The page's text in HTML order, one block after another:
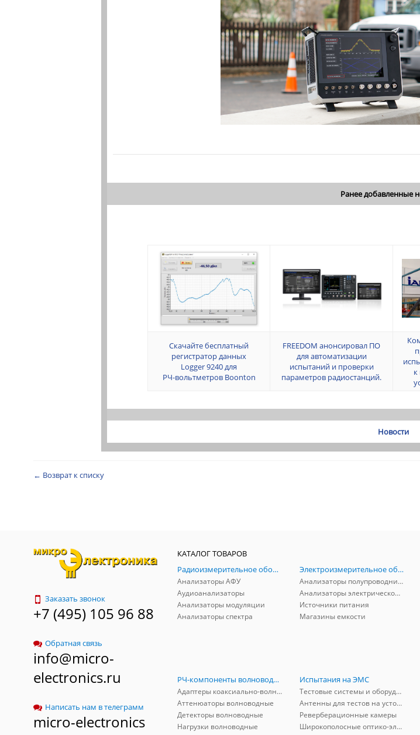
Ранее добавленные
Скачайте бесплатный
регистратор данных
Logger 9240 для
РЧ-вольтметров Boonton
FREEDOM анонсировал ПО
для автоматизации
испытаний и проверки
параметров радиостанций.
Новости
← Возврат к списку
Заказать звонок
+7 (495) 105 96 88
Обратная связь
info@micro-
electronics.ru
Написать нам в телеграмм
micro-electronics
КАТАЛОГ ТОВАРОВ
Радиоизмерительное оборудование
Анализаторы АФУ
Аудиоанализаторы
Анализаторы модуляции
Анализаторы спектра
Электроизмерительное оборудование
Анализаторы полупроводников
Анализаторы электрической мощности
Источники питания
Магазины емкости
РЧ-компоненты волноводные
Адаптеры коаксиально-волноводные
Аттенюаторы волноводные
Детекторы волноводные
Нагрузки волноводные
Испытания на ЭМС
Тестовые системы и оборудование
Антенны для тестов на устойчивость к ЭМП
Реверберационные камеры
Широкополосные оптико-электрические линии